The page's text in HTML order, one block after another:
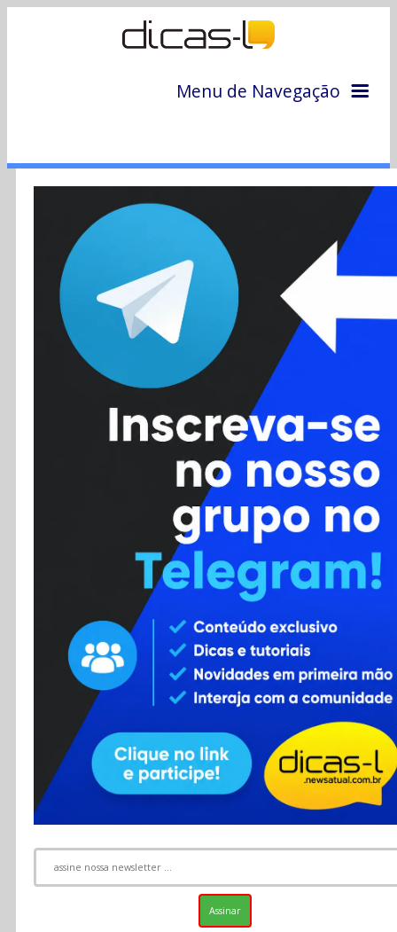
Menu de Navegação
Colunas
Colaboradores
Cursos
Enviar Dica
Contato
RSS